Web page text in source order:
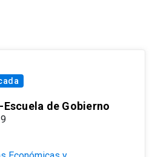
Escuela de Gobierno